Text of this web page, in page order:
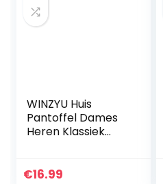
WINZYU Huis
Pantoffel Dames
Heren Klassiek
Comfortabele
€16.99